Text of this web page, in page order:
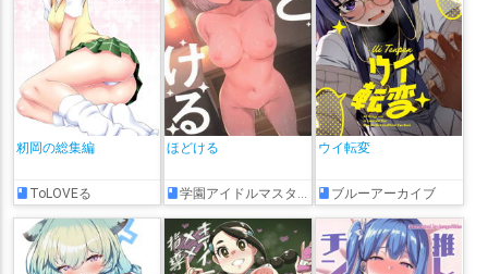
籾岡の総集編
ToLOVEる
ほどける
学園アイドルマスター
ウイ転変
ブルーアーカイブ